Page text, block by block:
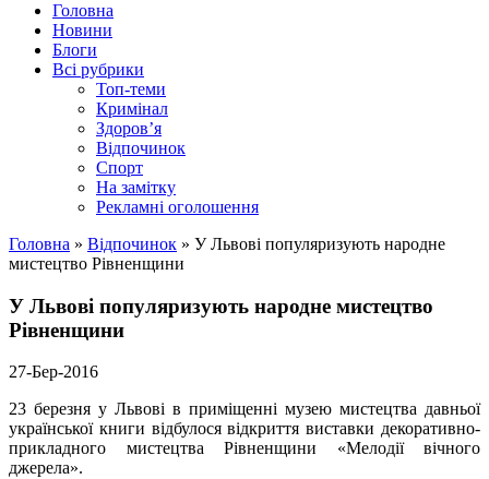
Головна
Новини
Блоги
Всі рубрики
Топ-теми
Кримінал
Здоров’я
Відпочинок
Спорт
На замітку
Рекламні оголошення
Головна » Відпочинок » У Львові популяризують народне
мистецтво Рівненщини
У Львові популяризують народне мистецтво
Рівненщини
27-Бер-2016
23 березня у Львові в приміщенні музею мистецтва давньої
української книги відбулося відкриття виставки декоративно-
прикладного мистецтва Рівненщини «Мелодії вічного
джерела».